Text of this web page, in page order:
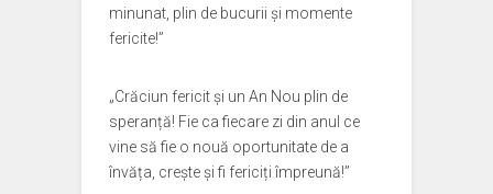
minunat, plin de bucurii și momente
fericite!”
„Crăciun fericit și un An Nou plin de
speranță! Fie ca fiecare zi din anul ce
vine să fie o nouă oportunitate de a
învăța, crește și fi fericiți împreună!”